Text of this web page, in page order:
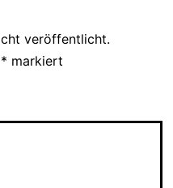
veröffentlicht.
* markiert